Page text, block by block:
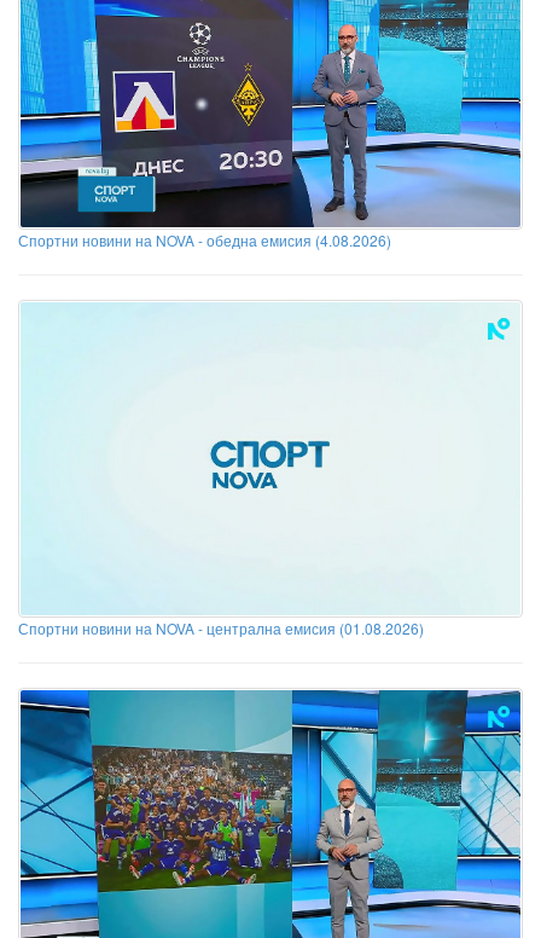
Спортни новини на NOVA - обедна емисия (4.08.2026)
Спортни новини на NOVA - централна емисия (01.08.2026)